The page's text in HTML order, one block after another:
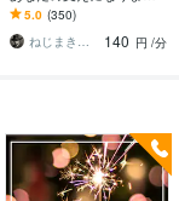
ほっと一息、あたたかく
てやわらかい時間を低音
と共に
5.0 (350)
ねじまき鳥_nezimakidori
140 円 /分